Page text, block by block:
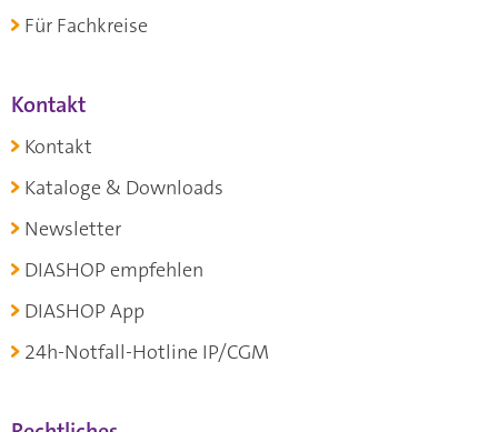
Für Fachkreise
Kontakt
Kontakt
Kataloge & Downloads
Newsletter
DIASHOP empfehlen
DIASHOP App
24h-Notfall-Hotline IP/CGM